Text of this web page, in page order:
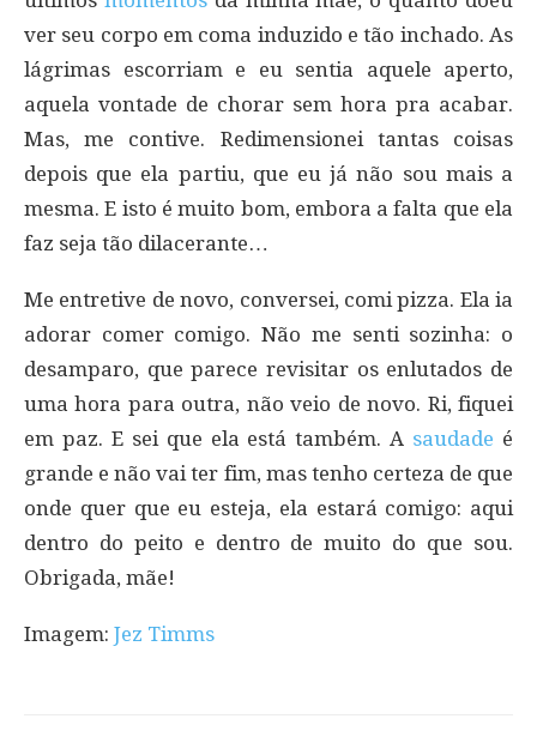
ver seu corpo em coma induzido e tão inchado. As
lágrimas escorriam e eu sentia aquele aperto,
aquela vontade de chorar sem hora pra acabar.
Mas, me contive. Redimensionei tantas coisas
depois que ela partiu, que eu já não sou mais a
mesma. E isto é muito bom, embora a falta que ela
faz seja tão dilacerante…
Me entretive de novo, conversei, comi pizza. Ela ia
adorar comer comigo. Não me senti sozinha: o
desamparo, que parece revisitar os enlutados de
uma hora para outra, não veio de novo. Ri, fiquei
em paz. E sei que ela está também. A saudade é
grande e não vai ter fim, mas tenho certeza de que
onde quer que eu esteja, ela estará comigo: aqui
dentro do peito e dentro de muito do que sou.
Obrigada, mãe!
Imagem: Jez Timms